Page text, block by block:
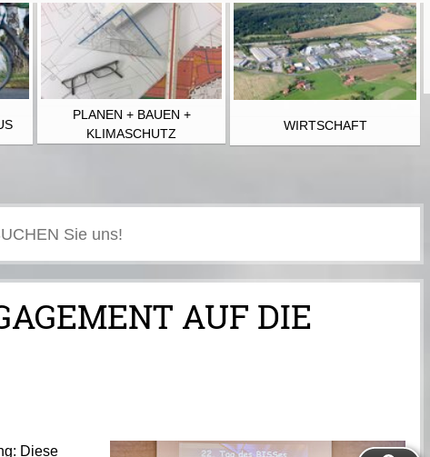
PLANEN + BAUEN +
KLIMASCHUTZ
WIRTSCHAFT
AUF DIE
Diese